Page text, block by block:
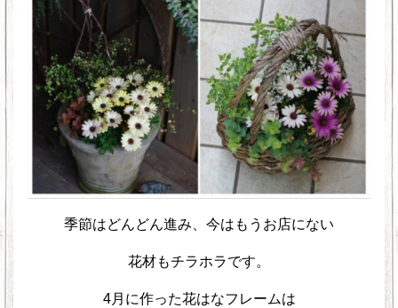
季節はどんどん進み、今はもうお店にない
花材もチラホラです。
4月に作った花はなフレームは